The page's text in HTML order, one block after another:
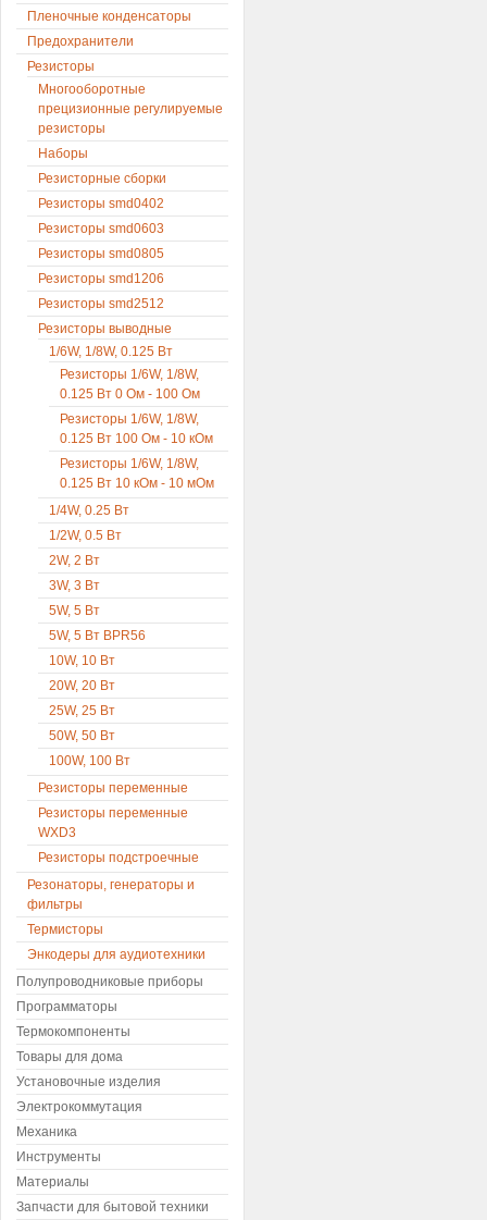
Пленочные конденсаторы
Предохранители
Резисторы
Многооборотные
прецизионные регулируемые
резисторы
Наборы
Резисторные сборки
Резисторы smd0402
Резисторы smd0603
Резисторы smd0805
Резисторы smd1206
Резисторы smd2512
Резисторы выводные
1/6W, 1/8W, 0.125 Вт
Резисторы 1/6W, 1/8W,
0.125 Вт 0 Ом - 100 Ом
Резисторы 1/6W, 1/8W,
0.125 Вт 100 Ом - 10 кОм
Резисторы 1/6W, 1/8W,
0.125 Вт 10 кОм - 10 мОм
1/4W, 0.25 Вт
1/2W, 0.5 Вт
2W, 2 Вт
3W, 3 Вт
5W, 5 Вт
5W, 5 Вт BPR56
10W, 10 Вт
20W, 20 Вт
25W, 25 Вт
50W, 50 Вт
100W, 100 Вт
Резисторы переменные
Резисторы переменные
WXD3
Резисторы подстроечные
Резонаторы, генераторы и
фильтры
Термисторы
Энкодеры для аудиотехники
Полупроводниковые приборы
Программаторы
Термокомпоненты
Товары для дома
Установочные изделия
Электрокоммутация
Механика
Инструменты
Материалы
Запчасти для бытовой техники